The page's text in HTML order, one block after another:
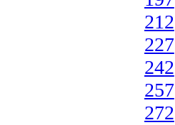
212
227
242
257
272